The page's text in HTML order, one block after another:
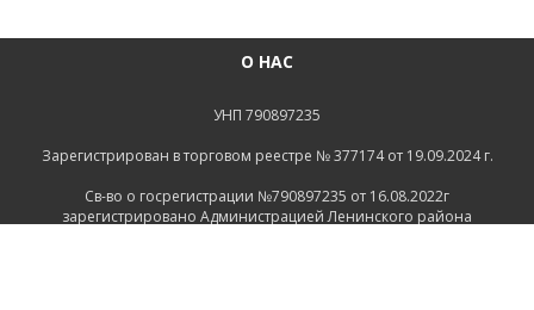
О НАС
УНП 790897235
Зарегистрирован в торговом реестре № 377174 от 19.09.2024 г.
Св-во о госрегистрации №790897235 от 16.08.2022г
зарегистрировано Администрацией Ленинского района